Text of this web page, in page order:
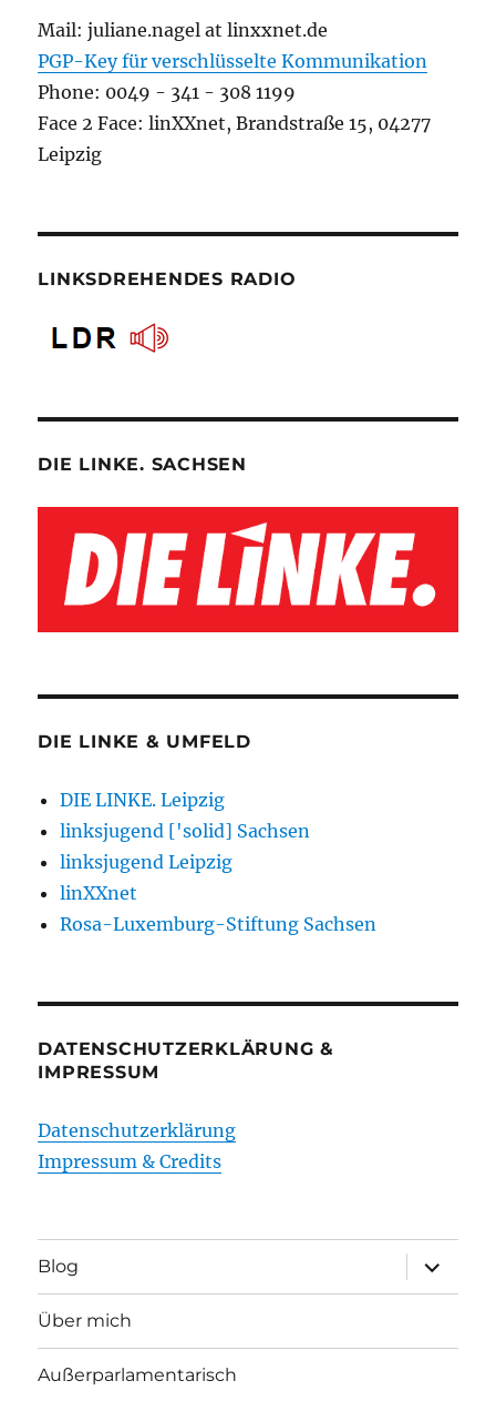
Mail: juliane.nagel at linxxnet.de
PGP-Key für verschlüsselte Kommunikation
Phone: 0049 - 341 - 308 1199
Face 2 Face: linXXnet, Brandstraße 15, 04277
Leipzig
LINKSDREHENDES RADIO
DIE LINKE. SACHSEN
DIE LINKE & UMFELD
DIE LINKE. Leipzig
linksjugend ['solid] Sachsen
linksjugend Leipzig
linXXnet
Rosa-Luxemburg-Stiftung Sachsen
DATENSCHUTZERKLÄRUNG &
IMPRESSUM
Datenschutzerklärung
Impressum & Credits
Blog
öffnen
Über mich
Außerparlamentarisch